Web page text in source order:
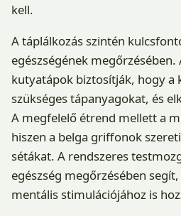
kell.
A táplálkozás szintén
egészségének megőrzésében.
kutyatápok biztosítják, hogy a
szükséges tápanyagokat, és
A megfelelő étrend mellett a
hiszen a belga griffonok
sétákat. A rendszeres
egészség megőrzésében
mentális stimulációjához is